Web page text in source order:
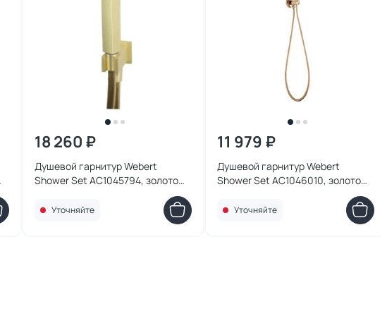
18 260 ₽
Душевой гарнитур Webert
Shower Set AC1045794, золото
Уточняйте
11 979 ₽
Душевой гарнитур Webert
Shower Set AC1046010, золото
Уточняйте